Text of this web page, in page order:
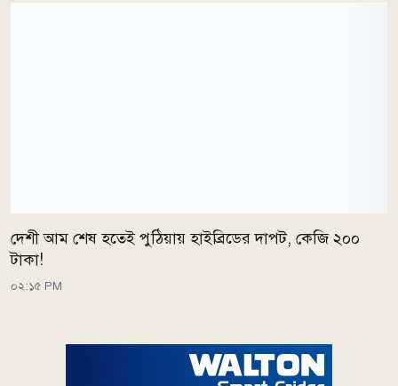
দেশী আম শেষ হতেই পুঠিয়ায় হাইব্রিডের দাপট, কেজি ২০০
টাকা!
০২:১৫ PM